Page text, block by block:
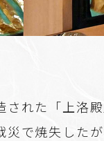
れた「上洛殿
で焼失した